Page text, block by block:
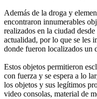
Además de la droga y
encontraron innumerables
realizados en la ciudad
actualidad, por lo que se les
donde fueron localizados un
Estos objetos permitieron
con fuerza y se espera a lo
los objetos y sus legítimos
video consolas, material de